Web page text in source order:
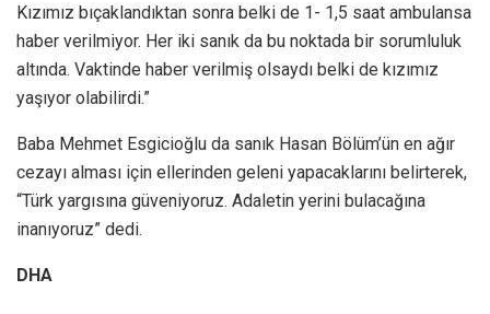
Kızımız bıçaklandıktan sonra belki de 1- 1,5 saat ambulansa
haber verilmiyor. Her iki sanık da bu noktada bir sorumluluk
altında. Vaktinde haber verilmiş olsaydı belki de kızımız
yaşıyor olabilirdi.”
Baba Mehmet Esgicioğlu da sanık Hasan Bölüm’ün en ağır
cezayı alması için ellerinden geleni yapacaklarını belirterek,
“Türk yargısına güveniyoruz. Adaletin yerini bulacağına
inanıyoruz” dedi.
DHA